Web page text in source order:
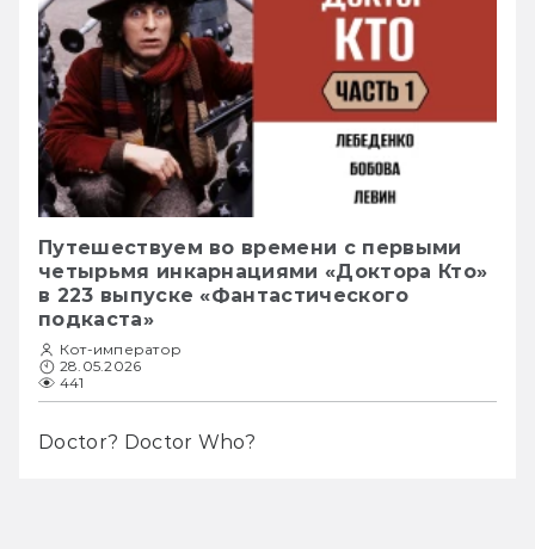
Путешествуем во времени с первыми
четырьмя инкарнациями «Доктора Кто»
в 223 выпуске «Фантастического
подкаста»
Кот-император
28.05.2026
441
Doctor? Doctor Who?